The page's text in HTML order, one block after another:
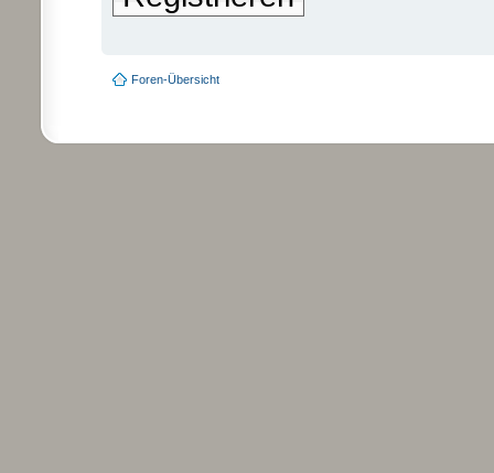
Foren-Übersicht